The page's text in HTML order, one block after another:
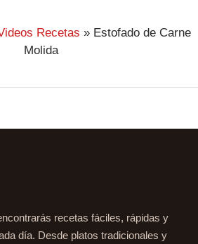
Recetas » Estofado de Carne
Molida
recetas fáciles, rápidas y
día. Desde platos tradicionales y